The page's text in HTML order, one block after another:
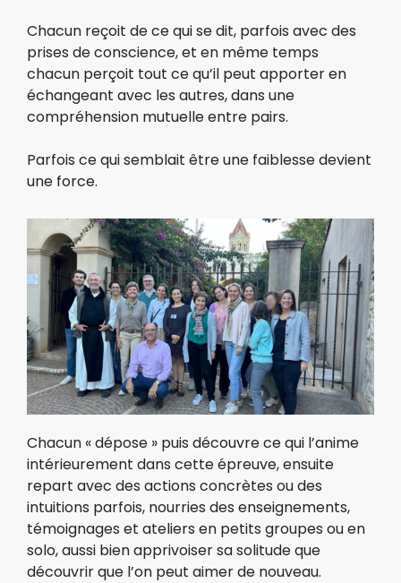
Chacun reçoit de ce qui se dit, parfois avec des
prises de conscience, et en même temps
chacun perçoit tout ce qu’il peut apporter en
échangeant avec les autres, dans une
compréhension mutuelle entre pairs.
Parfois ce qui semblait être une faiblesse devient
une force.
Chacun « dépose » puis découvre ce qui l’anime
intérieurement dans cette épreuve, ensuite
repart avec des actions concrètes ou des
intuitions parfois, nourries des enseignements,
témoignages et ateliers en petits groupes ou en
solo, aussi bien apprivoiser sa solitude que
découvrir que l’on peut aimer de nouveau.